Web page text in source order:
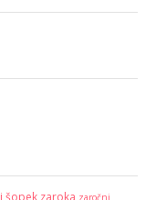
šopek zaroka zaročni